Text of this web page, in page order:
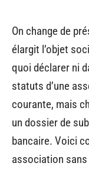
On change de
élargit l’objet
quoi déclarer ni
statuts d’une
courante, mais
un dossier de
bancaire. Voici
association